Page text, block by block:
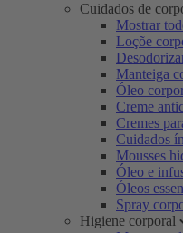
Cuidados de
Mostrar
Loçõe
Manteiga
Óleo
Creme
Cremes
Cuidados
Mousses
Óleo e
Óleos
Spray
Higiene corporal